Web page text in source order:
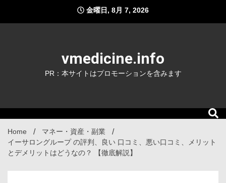
content
金曜日, 8月 7, 2026
vmedicine.info
PR：本サイトはプロモーションを含みます
Home
マネー・資産・副業
イーサロングループ の評判、良い 口コミ、悪い口コミ、メリット
とデメリットはどうなの？ 【徹底解説】